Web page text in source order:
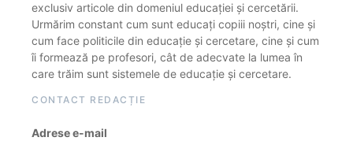
exclusiv articole din domeniul educației și cercetării.
Urmărim constant cum sunt educați copiii noștri, cine și
cum face politicile din educație și cercetare, cine și cum
îi formează pe profesori, cât de adecvate la lumea în
care trăim sunt sistemele de educație și cercetare.
CONTACT REDACȚIE
Adrese e-mail